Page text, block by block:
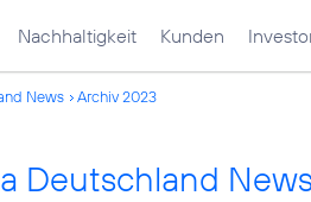
Nachhaltigkeit Kunden
News Archiv 2023
Deutschland